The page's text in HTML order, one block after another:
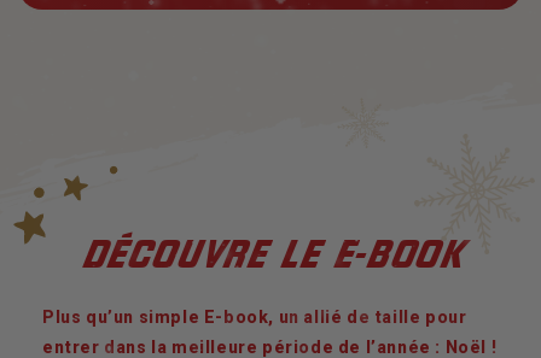
DÉCOUVRE LE E-BOOK
Plus qu’un simple E-book, un allié de taille pour
entrer dans la meilleure période de l’année : Noël !